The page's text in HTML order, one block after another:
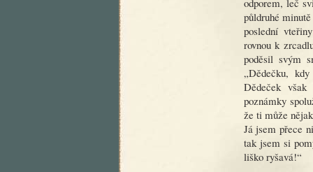
odporem, leč
půldruhé
poslední
rovnou k
poděsil svým
„Dědečku,
Dědeček
poznámky
že ti může
Já jsem přece
tak jsem si
liško ryšavá!“